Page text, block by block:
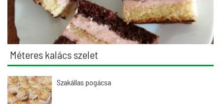
Méteres kalács szelet
Szakállas pogácsa